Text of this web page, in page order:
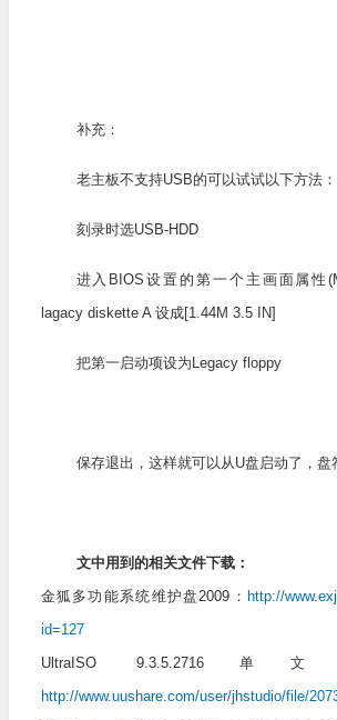
补充：
老主板不支持USB的可以试试以下方法：
刻录时选USB-HDD
进入BIOS设置的第一个主画面属性
lagacy diskette A 设成[1.44M 3.5 IN]
把第一启动项设为Legacy floppy
保存退出，这样就可以从U盘启动了，盘
文中用到的相关文件下载：
金狐多功能系统维护盘2009： http://
id=127
UltraISO 9.3.5.2716
http://www.uushare.com/user/jhstudio/file/